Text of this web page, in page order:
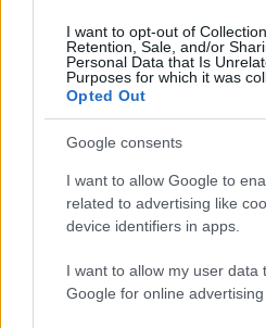
I want to opt-out of
Retention, Sale, and/or
Personal Data that Is
Purposes for which it was
Opted Out
Google consents
I want to allow Google to
related to advertising like
device identifiers in apps.
I want to allow my user data
Google for online advertising
Életmód
és a gerincedet